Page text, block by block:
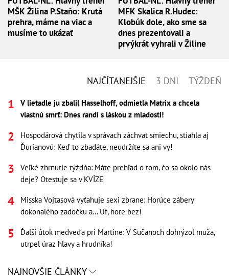
MŠK Žilina P.Staňo: Krutá
prehra, máme na viac a
musíme to ukázať
MFK Skalica R.Hudec:
Klobúk dole, ako sme sa
dnes prezentovali a
prvýkrát vyhrali v Žiline
NAJČÍTANEJŠIE 3 DNI TÝŽDEŇ
V lietadle ju zbalil Hasselhoff, odmietla Matrix a chcela
vlastnú smrť: Dnes randí s láskou z mladosti!
Hospodárová chytila v správach záchvat smiechu, stiahla aj
Ďurianovú: Keď to zbadáte, neudržíte sa ani vy!
Veľké zhrnutie týždňa: Máte prehľad o tom, čo sa okolo nás
deje? Otestuje sa v KVÍZE
Misska Vojtasová vyťahuje sexi zbrane: Horúce zábery
dokonalého zadočku a... Uf, hore bez!
Ďalší útok medveďa pri Martine: V Sučanoch dohrýzol muža,
utrpel úraz hlavy a hrudníka!
NAJNOVŠIE ČLÁNKY